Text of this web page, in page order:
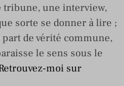
tribune, une interview,
sorte se donner à lire ;
de vérité commune,
le sens sous le
moi sur